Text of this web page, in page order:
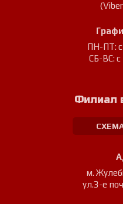
ПН-ПТ: с
СБ-ВС:
Филиал
м.
ул.3-е